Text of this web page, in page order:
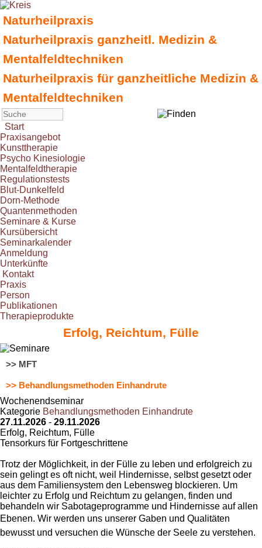
Naturheilpraxis
Naturheilpraxis ganzheitl. Medizin &
Mentalfeldtechniken
Naturheilpraxis für ganzheitliche Medizin &
Mentalfeldtechniken
Start
Praxisangebot
Kunsttherapie
Psycho Kinesiologie
Mentalfeldtherapie
Regulationstests
Blut-Dunkelfeld
Dorn-Methode
Quantenmethoden
Seminare & Kurse
Kursübersicht
Seminarkalender
Anmeldung
Unterkünfte
Kontakt
Praxis
Person
Publikationen
Therapieprodukte
Erfolg, Reichtum, Fülle
>> MFT
>> Behandlungsmethoden Einhandrute
Wochenendseminar
Kategorie Behandlungsmethoden Einhandrute
27.11.2026 - 29.11.2026
Erfolg, Reichtum, Fülle
Tensorkurs für Fortgeschrittene
Trotz der Möglichkeit, in der Fülle zu leben und erfolgreich zu
sein gelingt es oft nicht, weil Hindernisse, selbst gesetzt oder
aus dem Familiensystem den Lebensweg blockieren. Um
leichter zu Erfolg und Reichtum zu gelangen, finden und
behandeln wir Sabotageprogramme und Hindernisse auf allen
Ebenen. Wir werden uns unserer Gaben und Qualitäten
bewusst und versuchen die Wünsche der Seele zu verstehen.